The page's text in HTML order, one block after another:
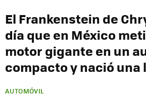
El Frankenstein de
día que en México
motor gigante en un
compacto y nació una
AUTOMÓVIL